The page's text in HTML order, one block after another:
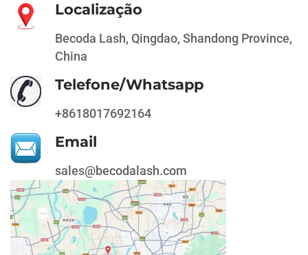
Localização
Becoda Lash, Qingdao, Shandong Province,
China
Telefone/Whatsapp
+8618017692164
Email
sales@becodalash.com